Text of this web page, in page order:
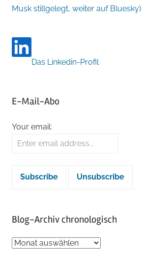
Musk stillgelegt, weiter auf Bluesky)
Das Linkedin-Profil
E-Mail-Abo
Your email:
Blog-Archiv chronologisch
Blog-